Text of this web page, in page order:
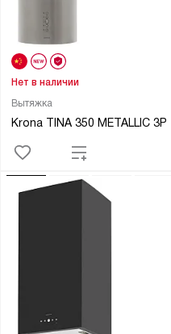
Вытяжка
Krona TINA 350 METALLIC 3P
Нет в наличии